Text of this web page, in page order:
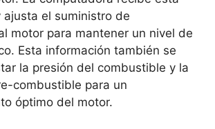
ajusta el suministro de
motor para mantener un nivel de
Esta información también se
la presión del combustible y la
combustible para un
óptimo del motor.